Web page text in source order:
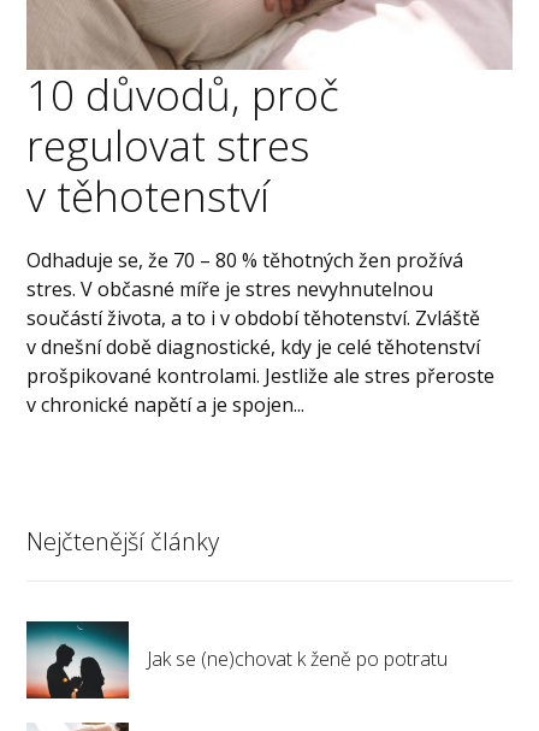
10 důvodů, proč
regulovat stres
v těhotenství
Odhaduje se, že 70 – 80 % těhotných žen prožívá
stres. V občasné míře je stres nevyhnutelnou
součástí života, a to i v období těhotenství. Zvláště
v dnešní době diagnostické, kdy je celé těhotenství
prošpikované kontrolami. Jestliže ale stres přeroste
v chronické napětí a je spojen...
Nejčtenější články
Jak se (ne)chovat k ženě po potratu